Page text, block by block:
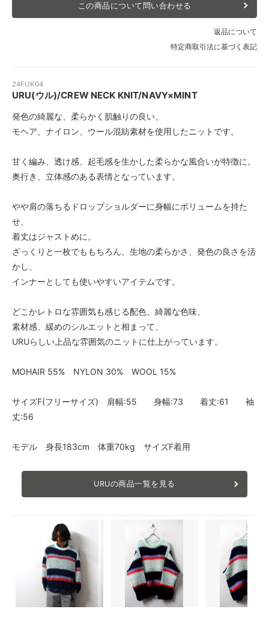
この商品について問い合わせる
返品について
特定商取引法に基づく表記
24FUK04
URU(ウル)/CREW NECK KNIT/NAVY×MINT
発色の綺麗な、柔らかく肌触りの良い、
モヘア、ナイロン、ウール混紡素材を使用したニットです。
甘く編み、透け感、起毛感を生かした柔らかな風合いが特徴に。
奥行き、立体感のある表情となっています。
やや肩の落ちるドロップショルダーに身幅にボリュームを持た
せ、
着丈はジャストめに。
ざっくりと一枚でももちろん、生地の柔らかさ、発色の良さを活
かし、
インナーとしても使いやすいアイテムです。
どこかレトロな雰囲気も感じる配色、綺麗な色味、
素材感、緩めのシルエットと相まって、
URUらしい上品な雰囲気のニットに仕上がっています。
MOHAIR 55% NYLON 30% WOOL 15%
サイズF(フリーサイズ) 肩幅:55 身幅:73 着丈:61 袖
丈:56
モデル 身長183cm 体重70kg サイズF着用
URUの商品一覧を見る